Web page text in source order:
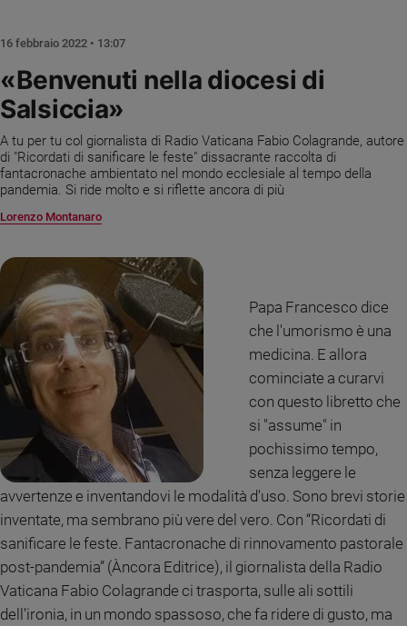
Fede
e
spiritualità
Devozione
e
fede
Parola
giorno
Santo
del
giorno
Società
valori
Ambiente
e
Creato
Volontariato
Diritti
Aziende
di
valore
Caso
della
«Benvenuti nella diocesi di
Salsiccia»
A tu per tu col giornalista di Radio Vaticana Fabio Colagrande, autore
di "Ricordati di sanificare le feste" dissacrante raccolta di
fantacronache ambientato nel mondo ecclesiale al tempo della
pandemia. Si ride molto e si riflette ancora di più
Lorenzo Montanaro
16 febbraio 2022 • 13:07
Papa Francesco dice
che l'umorismo è una
medicina. E allora
cominciate a curarvi
con questo libretto che
si "assume" in
pochissimo tempo,
senza leggere le
avvertenze e inventandovi le modalità d'uso. Sono brevi storie
inventate, ma sembrano più vere del vero. Con “Ricordati di
sanificare le feste. Fantacronache di rinnovamento pastorale
post-pandemia” (Àncora Editrice), il giornalista della Radio
Vaticana Fabio Colagrande ci trasporta, sulle ali sottili
dell’ironia, in un mondo spassoso, che fa ridere di gusto, ma